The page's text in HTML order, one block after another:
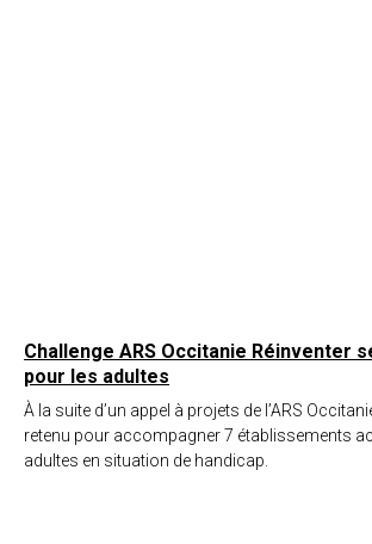
Challenge ARS Occitanie Réinventer
pour les adultes
À la suite d’un appel à projets de l’ARS
retenu pour accompagner 7 établissements
adultes en situation de handicap.